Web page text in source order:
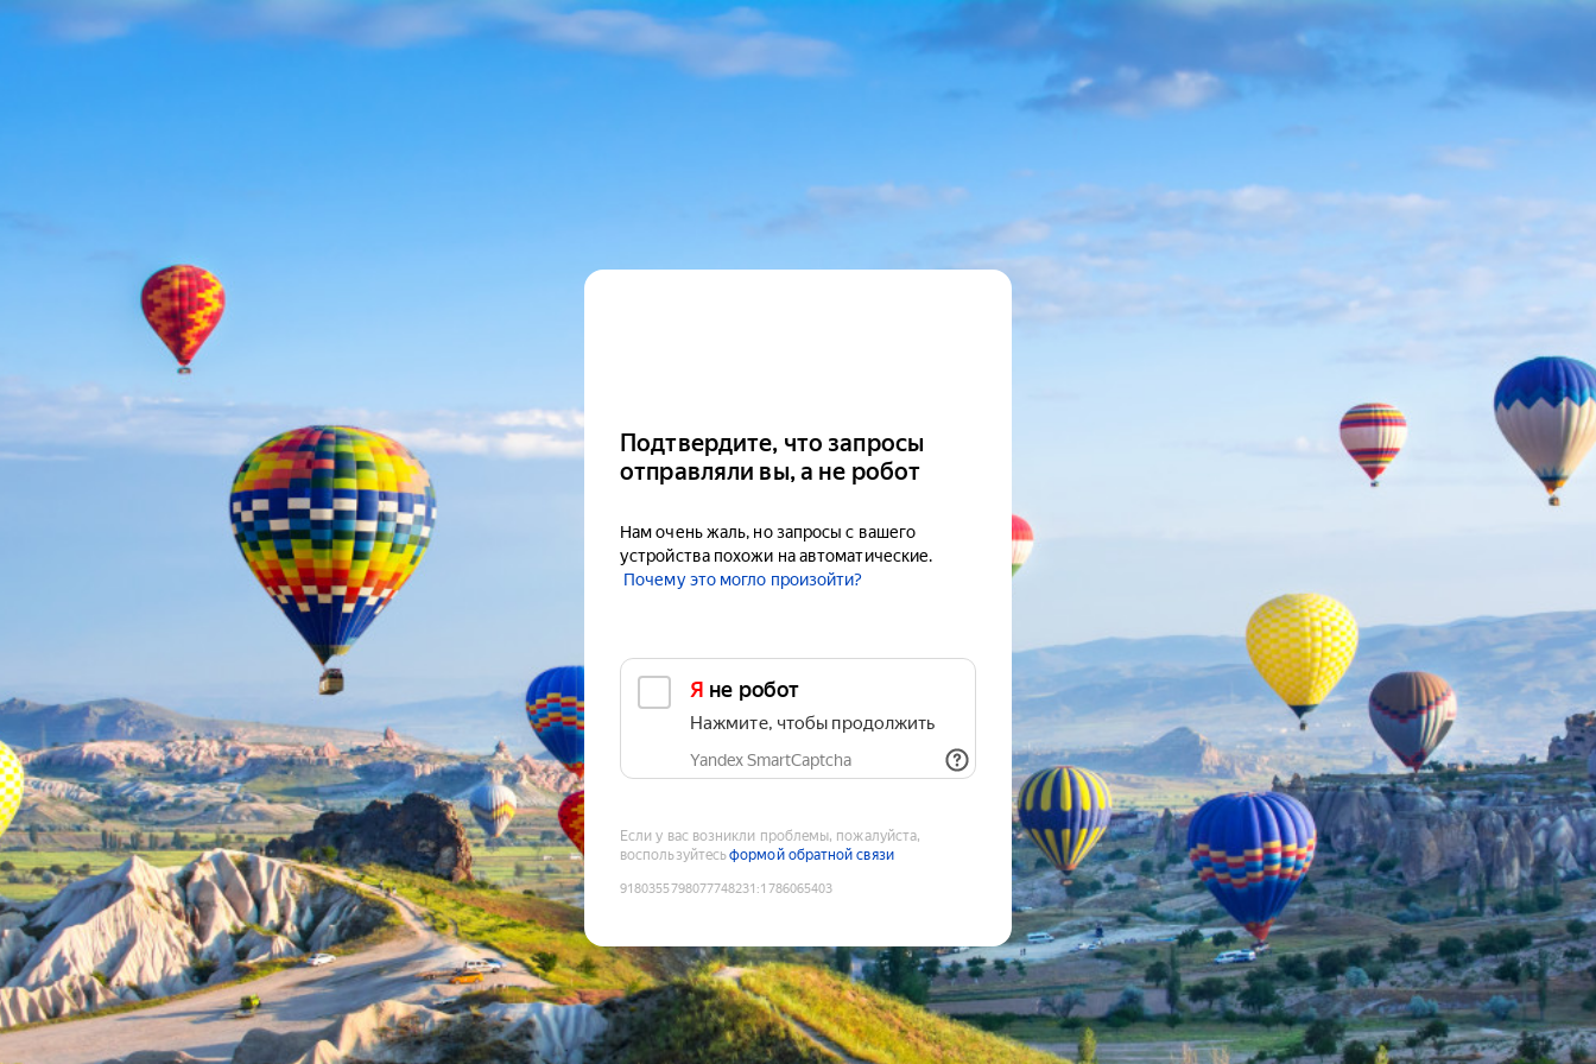
Подтвердите, что запросы
отправляли вы, а не робот
Нам очень жаль, но запросы с вашего
устройства похожи на автоматические.
Почему это могло произойти?
Я не робот
Нажмите, чтобы продолжить
Yandex SmartCaptcha
Если у вас возникли проблемы, пожалуйста,
воспользуйтесьформой обратной связи
9180355798077748231 :1786065403